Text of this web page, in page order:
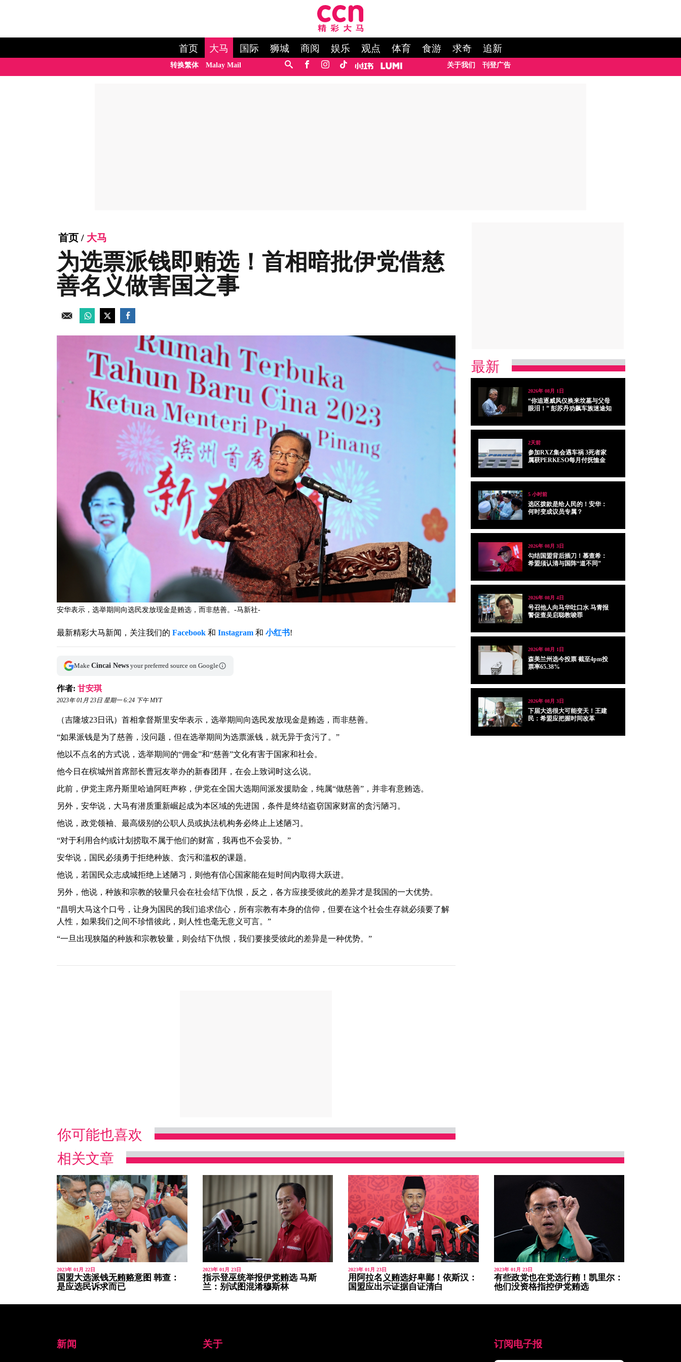
首页 大马 国际 狮城 商阅 娱乐 观点 体育 食游 求奇 追新
转换繁体 Malay Mail 关于我们 刊登广告
首页 / 大马
为选票派钱即贿选！首相暗批伊党借慈
善名义做害国之事
安华表示，选举期间向选民发放现金是贿选，而非慈善。-马新社-
最新精彩大马新闻，关注我们的 Facebook 和 Instagram 和 小红书!
Make Cincai News your preferred source on Google
作者: 甘安琪
2023年 01月 23日 星期一 6:24 下午 MYT
（吉隆坡23日讯）首相拿督斯里安华表示，选举期间向选民发放现金是贿选，而非慈善。
“如果派钱是为了慈善，没问题，但在选举期间为选票派钱，就无异于贪污了。”
他以不点名的方式说，选举期间的“佣金”和“慈善”文化有害于国家和社会。
他今日在槟城州首席部长曹冠友举办的新春团拜，在会上致词时这么说。
此前，伊党主席丹斯里哈迪阿旺声称，伊党在全国大选期间派发援助金，纯属“做慈善”，并非有意贿选。
另外，安华说，大马有潜质重新崛起成为本区域的先进国，条件是终结盗窃国家财富的贪污陋习。
他说，政党领袖、最高级别的公职人员或执法机构务必终止上述陋习。
“对于利用合约或计划捞取不属于他们的财富，我再也不会妥协。”
安华说，国民必须勇于拒绝种族、贪污和滥权的课题。
他说，若国民众志成城拒绝上述陋习，则他有信心国家能在短时间内取得大跃进。
另外，他说，种族和宗教的较量只会在社会结下仇恨，反之，各方应接受彼此的差异才是我国的一大优势。
“昌明大马这个口号，让身为国民的我们追求信心，所有宗教有本身的信仰，但要在这个社会生存就必须要了解
人性，如果我们之间不珍惜彼此，则人性也毫无意义可言。”
“一旦出现狭隘的种族和宗教较量，则会结下仇恨，我们要接受彼此的差异是一种优势。”
你可能也喜欢
最新
2026年 08月 1日
“你追逐威风仅换来坟墓与父母
眼泪！” 彭苏丹劝飙车族迷途知
2天前
参加RXZ集会遇车祸 3死者家
属获PERKESO每月付抚恤金
5 小时前
选区拨款是给人民的！安华：
何时变成议员专属？
2026年 08月 3日
勾结国盟背后插刀！慕查希：
希盟须认清与国阵“道不同”
2026年 08月 4日
号召他人向马华吐口水 马青报
警促查吴启聪教唆罪
2026年 08月 1日
森美兰州选今投票 截至4pm投
票率65.38%
2026年 08月 3日
下届大选很大可能变天！王建
民：希盟应把握时间改革
相关文章
2023年 01月 22日
国盟大选派钱无贿赂意图 韩查：
是应选民诉求而已
2023年 01月 23日
指示登巫统举报伊党贿选 马斯
兰：别试图混淆穆斯林
2023年 01月 23日
用阿拉名义贿选好卑鄙！依斯汉：
国盟应出示证据自证清白
2023年 01月 23日
有些政党也在党选行贿！凯里尔：
他们没资格指控伊党贿选
新闻 关于 订阅电子报